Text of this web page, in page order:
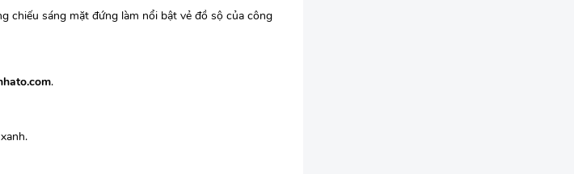
chiếu sáng mặt đứng làm nổi bật vẻ đồ sộ của công
.